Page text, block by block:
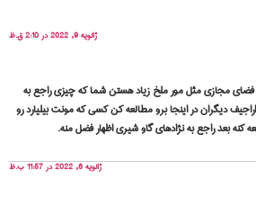
ژانویه 9, 2022 در 2:10 ق.ظ
فضای مجازی مثل مور ملخ زیاد هستن شما که چیزی راجع به
دیگران در اینجا برو مطالعه کن کسی که مونت بیلیارد رو
کنه بعد راجع به نژادهای گاو شیری اظهار فضل منه.
ژانویه 6, 2022 در 11:57 ب.ظ